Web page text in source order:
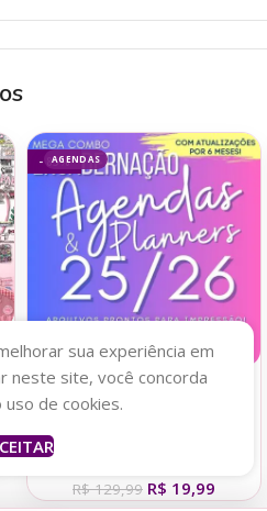
AGENDAS
- 85%
Adicionar ao carrinho
MEGA COMBO AGENDAS E
R$129,99 R$ 19,99
sua experiência em
neste site, você concorda
uso de cookies.
acabou de